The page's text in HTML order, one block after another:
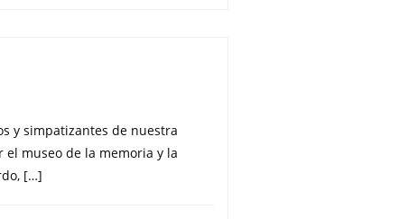
y simpatizantes de nuestra
museo de la memoria y la
[…]